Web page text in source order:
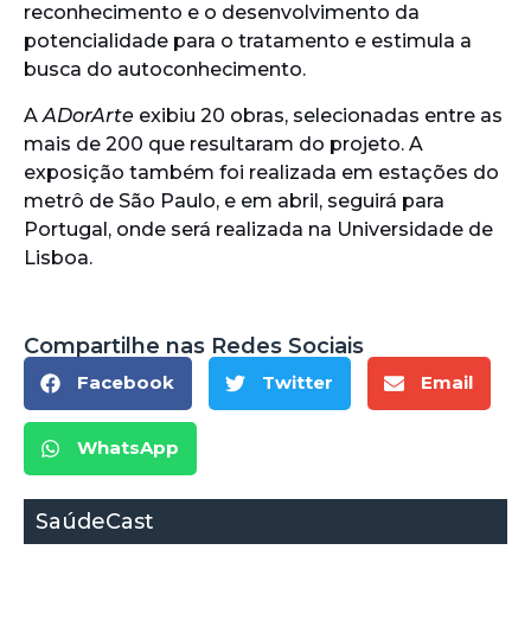
reconhecimento e o desenvolvimento da
potencialidade para o tratamento e estimula a
busca do autoconhecimento.
A ADorArte exibiu 20 obras, selecionadas entre as
mais de 200 que resultaram do projeto. A
exposição também foi realizada em estações do
metrô de São Paulo, e em abril, seguirá para
Portugal, onde será realizada na Universidade de
Lisboa.
Compartilhe nas Redes Sociais
Facebook Twitter Email
WhatsApp
SaúdeCast